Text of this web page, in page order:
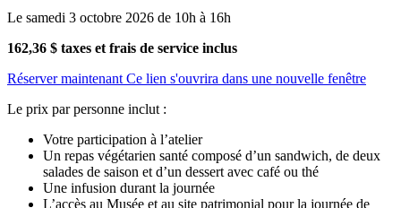
Le samedi 3 octobre 2026 de 10h à 16h
162,36 $ taxes et frais de service inclus
Réserver maintenant Ce lien s'ouvrira dans une nouvelle fenêtre
Le prix par personne inclut :
Votre participation à l’atelier
Un repas végétarien santé composé d’un sandwich, de deux
salades de saison et d’un dessert avec café ou thé
Une infusion durant la journée
L’accès au Musée et au site patrimonial pour la journée de